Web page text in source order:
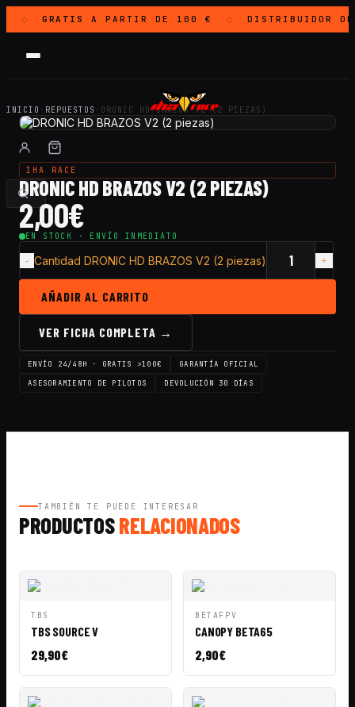
◇ GRATISA PARTIR DE 100 € ◇ DISTRIBUIDOR
INICIO · REPUESTOS · DRONIC HD BRAZOS V2 (2 PIEZAS)
IHA RACE
DRONIC HD BRAZOS V2 (2 PIEZAS)
2,00€
EN STOCK · ENVÍO INMEDIATO
Cantidad DRONIC HD BRAZOS V2 (2 piezas)
AÑADIR AL CARRITO
VER FICHA COMPLETA →
ENVÍO 24/48H · GRATIS >100€
GARANTÍA OFICIAL
ASESORAMIENTO DE PILOTOS
DEVOLUCIÓN 30 DÍAS
TAMBIÉN TE PUEDE INTERESAR
PRODUCTOSRELACIONADOS
VISTA
TBS
TBS SOURCE V
29,90€
VISTA
BETAFPV
CANOPY BETA65
2,90€